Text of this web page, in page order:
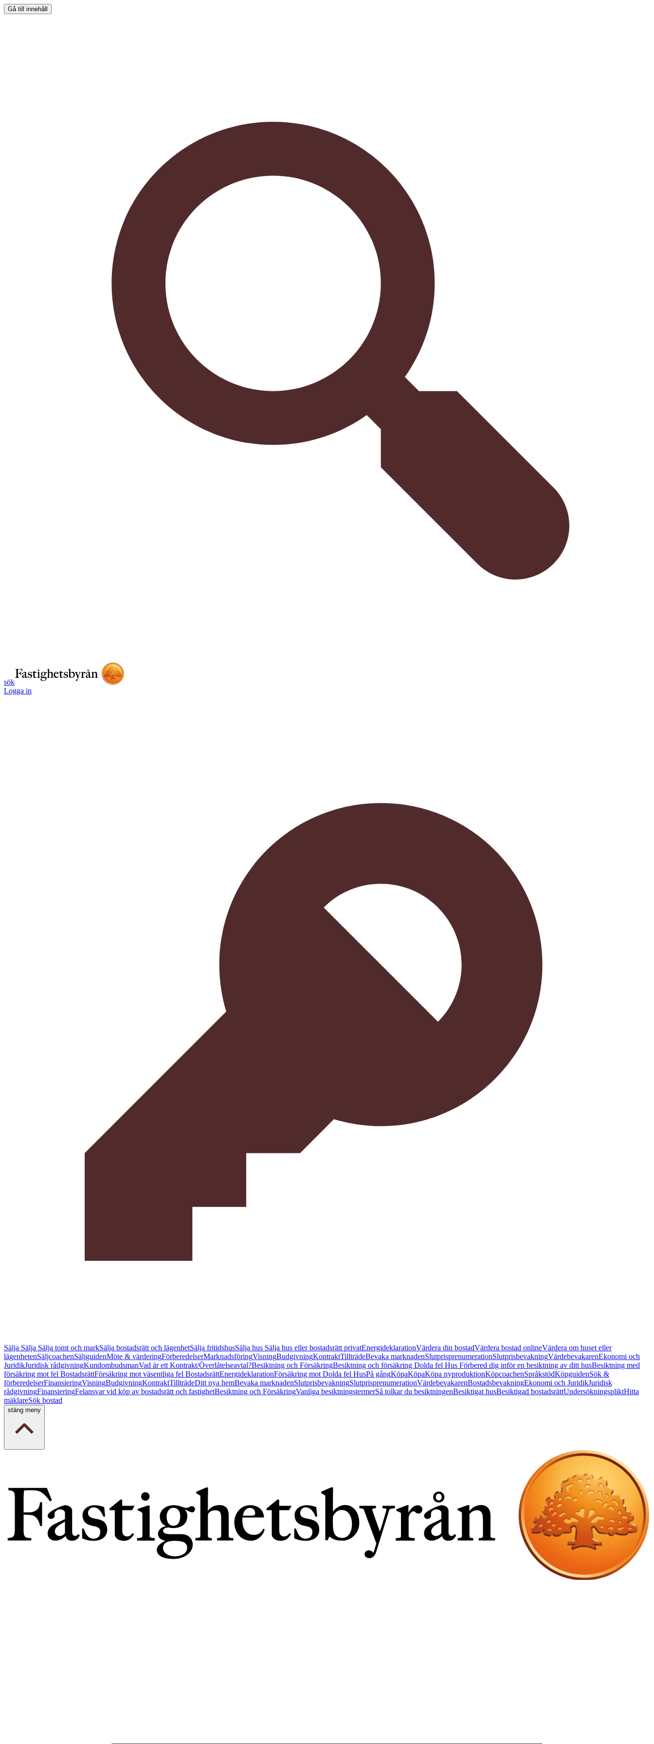
Gå till innehåll
sök
Logga in
Sälja Sälja Sälja tomt och markSälja bostadsrätt och lägenhetSälja fritidshusSälja hus Sälja hus eller bostadsrätt privatEnergideklarationVärdera din bostadVärdera bostad onlineVärdera om huset eller
lägenhetenSäljcoachenSäljguidenMöte & värderingFörberedelserMarknadsföringVisningBudgivningKontraktTillträdeBevaka marknadenSlutprisprenumerationSlutprisbevakningVärdebevakarenEkonomi och
JuridikJuridisk rådgivningKundombudsmanVad är ett Kontrakt/Överlåtelseavtal?Besiktning och FörsäkringBesiktning och försäkring Dolda fel Hus Förbered dig inför en besiktning av ditt husBesiktning med
försäkring mot fel BostadsrättFörsäkring mot väsentliga fel BostadsrättEnergideklarationFörsäkring mot Dolda fel HusPå gångKöpaKöpaKöpa nyproduktionKöpcoachenSpråkstödKöpguidenSök &
förberedelserFinansieringVisningBudgivningKontraktTillträdeDitt nya hemBevaka marknadenSlutprisbevakningSlutprisprenumerationVärdebevakarenBostadsbevakningEkonomi och JuridikJuridisk
rådgivningFinansieringFelansvar vid köp av bostadsrätt och fastighetBesiktning och FörsäkringVanliga besiktningstermerSå tolkar du besiktningenBesiktigat husBesiktigad bostadsrättUndersökningspliktHitta
mäklareSök bostad
stäng meny